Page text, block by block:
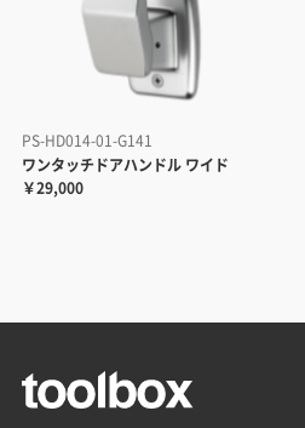
PS-HD014-01-G141
ワンタッチドアハンドル ワイド
￥29,000